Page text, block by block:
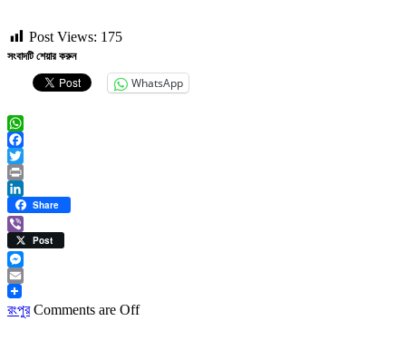
Post Views: 175
সংবাদটি শেয়ার করুন
WhatsApp
WhatsApp
Facebook
Twitter
Print
LinkedIn
Share
ViberPost
Messenger
Email
রংপুর Comments are Off